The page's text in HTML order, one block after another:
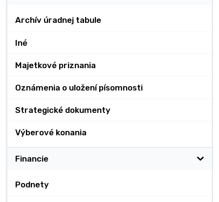
Archív úradnej tabule
Iné
Majetkové priznania
Oznámenia o uložení písomnosti
Strategické dokumenty
Výberové konania
Financie
Podnety